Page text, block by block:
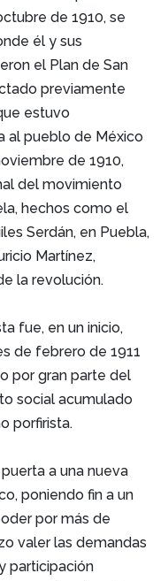
de 1910, se
él y sus
el Plan de San
previamente
estuvo
al pueblo de México
de 1910,
del movimiento
hechos como el
Serdán, en Puebla,
Martínez,
la revolución.
fue, en un inicio,
de febrero de 1911
por gran parte del
social acumulado
porfirista.
a una nueva
poniendo fin a un
por más de
valer las demandas
participación